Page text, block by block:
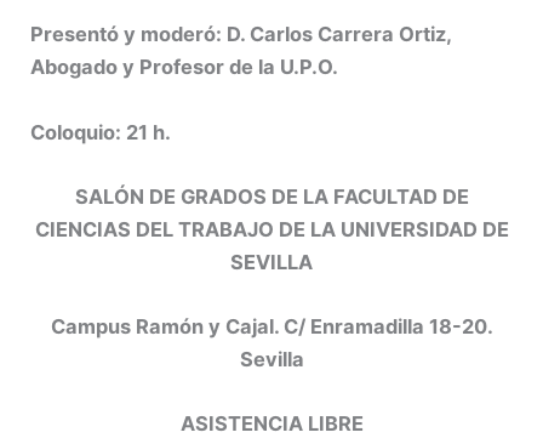
Presentó y moderó: D. Carlos Carrera Ortiz,
Abogado y Profesor de la U.P.O.
Coloquio: 21 h.
SALÓN DE GRADOS DE LA FACULTAD DE
CIENCIAS DEL TRABAJO DE LA UNIVERSIDAD DE
SEVILLA
Campus Ramón y Cajal. C/ Enramadilla 18-20.
Sevilla
ASISTENCIA LIBRE